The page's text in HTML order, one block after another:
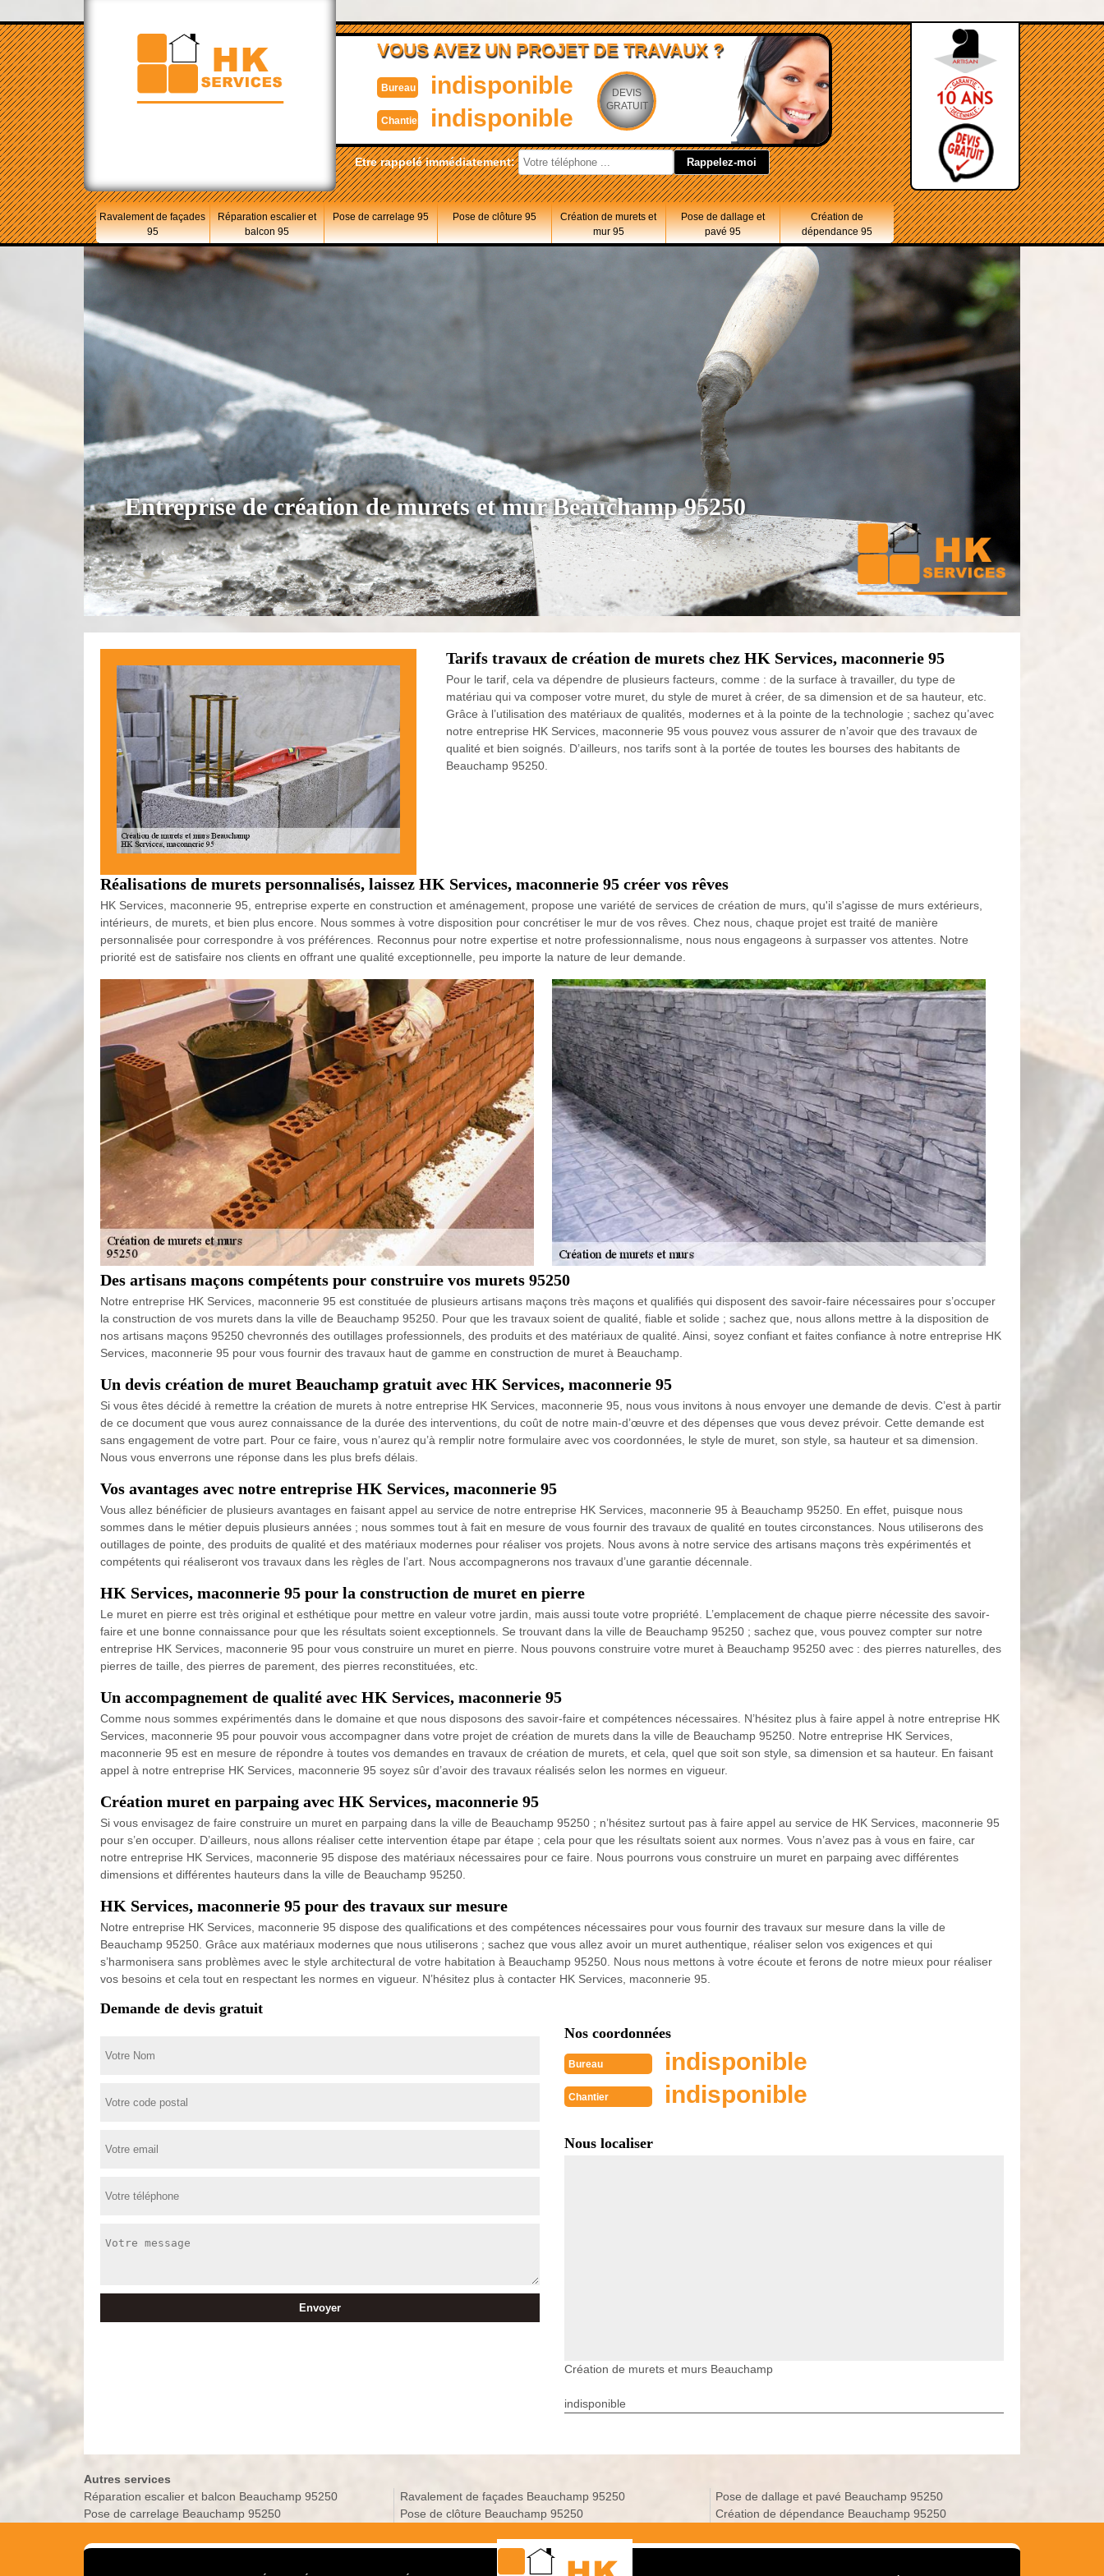
VOUS AVEZ UN PROJET DE TRAVAUX ?
Bureau indisponible
Chantier indisponible
DEVIS
GRATUIT
Etre rappelé immédiatement:
Ravalement de façades
95
Réparation escalier et
balcon 95
Pose de carrelage 95 Pose de clôture 95
Création de murets et
mur 95
Pose de dallage et
pavé 95
Création de
dépendance 95
Entreprise de création de murets et mur Beauchamp 95250
Tarifs travaux de création de murets chez HK Services, maconnerie 95
Pour le tarif, cela va dépendre de plusieurs facteurs, comme : de la surface à travailler, du type de
matériau qui va composer votre muret, du style de muret à créer, de sa dimension et de sa hauteur, etc.
Grâce à l’utilisation des matériaux de qualités, modernes et à la pointe de la technologie ; sachez qu’avec
notre entreprise HK Services, maconnerie 95 vous pouvez vous assurer de n’avoir que des travaux de
qualité et bien soignés. D’ailleurs, nos tarifs sont à la portée de toutes les bourses des habitants de
Beauchamp 95250.
Réalisations de murets personnalisés, laissez HK Services, maconnerie 95 créer vos rêves
HK Services, maconnerie 95, entreprise experte en construction et aménagement, propose une variété de services de création de murs, qu'il s'agisse de murs extérieurs,
intérieurs, de murets, et bien plus encore. Nous sommes à votre disposition pour concrétiser le mur de vos rêves. Chez nous, chaque projet est traité de manière
personnalisée pour correspondre à vos préférences. Reconnus pour notre expertise et notre professionnalisme, nous nous engageons à surpasser vos attentes. Notre
priorité est de satisfaire nos clients en offrant une qualité exceptionnelle, peu importe la nature de leur demande.
Des artisans maçons compétents pour construire vos murets 95250
Notre entreprise HK Services, maconnerie 95 est constituée de plusieurs artisans maçons très maçons et qualifiés qui disposent des savoir-faire nécessaires pour s’occuper
la construction de vos murets dans la ville de Beauchamp 95250. Pour que les travaux soient de qualité, fiable et solide ; sachez que, nous allons mettre à la disposition de
nos artisans maçons 95250 chevronnés des outillages professionnels, des produits et des matériaux de qualité. Ainsi, soyez confiant et faites confiance à notre entreprise HK
Services, maconnerie 95 pour vous fournir des travaux haut de gamme en construction de muret à Beauchamp.
Un devis création de muret Beauchamp gratuit avec HK Services, maconnerie 95
Si vous êtes décidé à remettre la création de murets à notre entreprise HK Services, maconnerie 95, nous vous invitons à nous envoyer une demande de devis. C’est à partir
de ce document que vous aurez connaissance de la durée des interventions, du coût de notre main-d’œuvre et des dépenses que vous devez prévoir. Cette demande est
sans engagement de votre part. Pour ce faire, vous n’aurez qu’à remplir notre formulaire avec vos coordonnées, le style de muret, son style, sa hauteur et sa dimension.
Nous vous enverrons une réponse dans les plus brefs délais.
Vos avantages avec notre entreprise HK Services, maconnerie 95
Vous allez bénéficier de plusieurs avantages en faisant appel au service de notre entreprise HK Services, maconnerie 95 à Beauchamp 95250. En effet, puisque nous
sommes dans le métier depuis plusieurs années ; nous sommes tout à fait en mesure de vous fournir des travaux de qualité en toutes circonstances. Nous utiliserons des
outillages de pointe, des produits de qualité et des matériaux modernes pour réaliser vos projets. Nous avons à notre service des artisans maçons très expérimentés et
compétents qui réaliseront vos travaux dans les règles de l’art. Nous accompagnerons nos travaux d’une garantie décennale.
HK Services, maconnerie 95 pour la construction de muret en pierre
Le muret en pierre est très original et esthétique pour mettre en valeur votre jardin, mais aussi toute votre propriété. L’emplacement de chaque pierre nécessite des savoir-
faire et une bonne connaissance pour que les résultats soient exceptionnels. Se trouvant dans la ville de Beauchamp 95250 ; sachez que, vous pouvez compter sur notre
entreprise HK Services, maconnerie 95 pour vous construire un muret en pierre. Nous pouvons construire votre muret à Beauchamp 95250 avec : des pierres naturelles, des
pierres de taille, des pierres de parement, des pierres reconstituées, etc.
Un accompagnement de qualité avec HK Services, maconnerie 95
Comme nous sommes expérimentés dans le domaine et que nous disposons des savoir-faire et compétences nécessaires. N’hésitez plus à faire appel à notre entreprise HK
Services, maconnerie 95 pour pouvoir vous accompagner dans votre projet de création de murets dans la ville de Beauchamp 95250. Notre entreprise HK Services,
maconnerie 95 est en mesure de répondre à toutes vos demandes en travaux de création de murets, et cela, quel que soit son style, sa dimension et sa hauteur. En faisant
appel à notre entreprise HK Services, maconnerie 95 soyez sûr d’avoir des travaux réalisés selon les normes en vigueur.
Création muret en parpaing avec HK Services, maconnerie 95
Si vous envisagez de faire construire un muret en parpaing dans la ville de Beauchamp 95250 ; n’hésitez surtout pas à faire appel au service de HK Services, maconnerie 95
pour s’en occuper. D’ailleurs, nous allons réaliser cette intervention étape par étape ; cela pour que les résultats soient aux normes. Vous n’avez pas à vous en faire, car
notre entreprise HK Services, maconnerie 95 dispose des matériaux nécessaires pour ce faire. Nous pourrons vous construire un muret en parpaing avec différentes
dimensions et différentes hauteurs dans la ville de Beauchamp 95250.
HK Services, maconnerie 95 pour des travaux sur mesure
Notre entreprise HK Services, maconnerie 95 dispose des qualifications et des compétences nécessaires pour vous fournir des travaux sur mesure dans la ville de
Beauchamp 95250. Grâce aux matériaux modernes que nous utiliserons ; sachez que vous allez avoir un muret authentique, réaliser selon vos exigences et qui
s’harmonisera sans problèmes avec le style architectural de votre habitation à Beauchamp 95250. Nous nous mettons à votre écoute et ferons de notre mieux pour réaliser
vos besoins et cela tout en respectant les normes en vigueur. N’hésitez plus à contacter HK Services, maconnerie 95.
Demande de devis gratuit
Nos coordonnées
Bureau indisponible
Chantier indisponible
Nous localiser
Création de murets et murs Beauchamp
indisponible
Autres services
Réparation escalier et balcon Beauchamp 95250
Pose de carrelage Beauchamp 95250
Ravalement de façades Beauchamp 95250
Pose de clôture Beauchamp 95250
Pose de dallage et pavé Beauchamp 95250
Création de dépendance Beauchamp 95250